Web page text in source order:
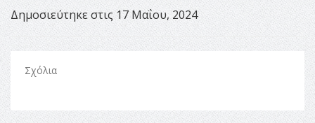
Δημοσιεύτηκε στις 17 Μαΐου, 2024
Σχόλια